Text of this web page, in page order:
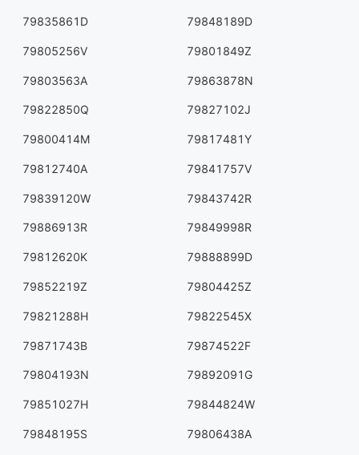
79835861D 79848189D
79805256V 79801849Z
79803563A 79863878N
79822850Q 79827102J
79800414M 79817481Y
79812740A 79841757V
79839120W 79843742R
79886913R 79849998R
79812620K 79888899D
79852219Z 79804425Z
79821288H 79822545X
79871743B 79874522F
79804193N 79892091G
79851027H 79844824W
79848195S 79806438A